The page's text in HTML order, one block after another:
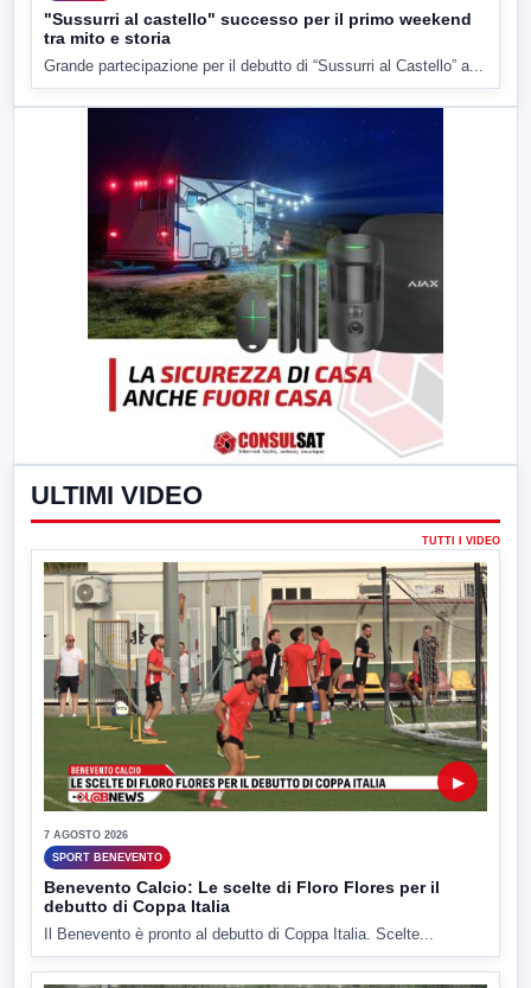
"Sussurri al castello" successo per il primo weekend
tra mito e storia
Grande partecipazione per il debutto di “Sussurri al Castello” a...
ULTIMI VIDEO
TUTTI I VIDEO
▶
7 AGOSTO 2026
SPORT BENEVENTO
Benevento Calcio: Le scelte di Floro Flores per il
debutto di Coppa Italia
Il Benevento è pronto al debutto di Coppa Italia. Scelte...